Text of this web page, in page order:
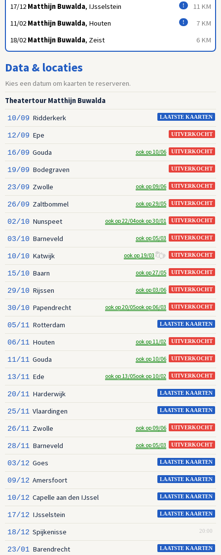
11 KM
!
17/12 Matthijn Buwalda, IJsselstein
7 KM
!
11/02 Matthijn Buwalda, Houten
6 KM
18/02 Matthijn Buwalda, Zeist
Data & locaties
Kies een datum om kaarten te reserveren.
Theatertour Matthijn Buwalda
LAATSTE KAARTEN
10/09 Ridderkerk
UITVERKOCHT
12/09 Epe
UITVERKOCHT
16/09 Gouda ook op 10/06
UITVERKOCHT
19/09 Bodegraven
UITVERKOCHT
23/09 Zwolle ook op 09/06
UITVERKOCHT
26/09 Zaltbommel ook op 29/05
UITVERKOCHT
02/10 Nunspeet ook op 30/01
ook op 22/04
UITVERKOCHT
03/10 Barneveld ook op 05/03
UITVERKOCHT
10/10 Katwijk ook op 19/03
UITVERKOCHT
15/10 Baarn ook op 27/05
UITVERKOCHT
29/10 Rijssen ook op 03/06
UITVERKOCHT
30/10 Papendrecht ook op 06/03
ook op 20/05
LAATSTE KAARTEN
05/11 Rotterdam
UITVERKOCHT
06/11 Houten ook op 11/02
UITVERKOCHT
11/11 Gouda ook op 10/06
UITVERKOCHT
13/11 Ede ook op 10/02
ook op 13/05
LAATSTE KAARTEN
20/11 Harderwijk
LAATSTE KAARTEN
25/11 Vlaardingen
UITVERKOCHT
26/11 Zwolle ook op 09/06
UITVERKOCHT
28/11 Barneveld ook op 05/03
LAATSTE KAARTEN
03/12 Goes
LAATSTE KAARTEN
09/12 Amersfoort
LAATSTE KAARTEN
10/12 Capelle aan den IJssel
LAATSTE KAARTEN
17/12 IJsselstein
20:00
18/12 Spijkenisse
LAATSTE KAARTEN
23/01 Barendrecht